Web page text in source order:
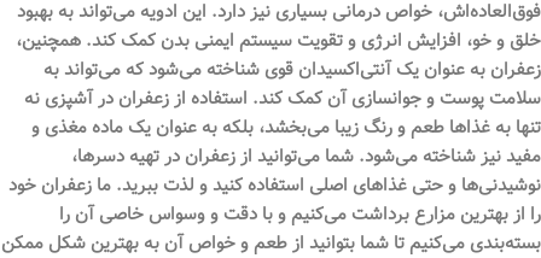
فوق‌العاده‌اش، خواص درمانی بسیاری نیز دارد. این ادویه می‌تواند به بهبود
خلق و خو، افزایش انرژی و تقویت سیستم ایمنی بدن کمک کند. همچنین،
زعفران به عنوان یک آنتی‌اکسیدان قوی شناخته می‌شود که می‌تواند به
سلامت پوست و جوانسازی آن کمک کند. استفاده از زعفران در آشپزی نه
تنها به غذاها طعم و رنگ زیبا می‌بخشد، بلکه به عنوان یک ماده مغذی و
مفید نیز شناخته می‌شود. شما می‌توانید از زعفران در تهیه دسرها،
نوشیدنی‌ها و حتی غذاهای اصلی استفاده کنید و لذت ببرید. ما زعفران خود
را از بهترین مزارع برداشت می‌کنیم و با دقت و وسواس خاصی آن را
بسته‌بندی می‌کنیم تا شما بتوانید از طعم و خواص آن به بهترین شکل ممکن